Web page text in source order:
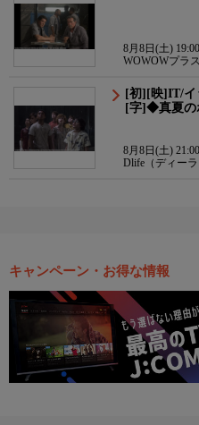
8月8日(土)
WOWOWプラ
[初][映]IT/イ
[字]◆真夏の
8月8日(土)
Dlife（ディーラ
キャンペーン・お得な情報